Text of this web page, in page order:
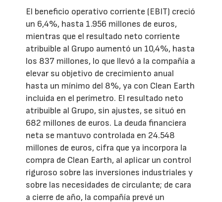
El beneficio operativo corriente (EBIT) creció
un 6,4%, hasta 1.956 millones de euros,
mientras que el resultado neto corriente
atribuible al Grupo aumentó un 10,4%, hasta
los 837 millones, lo que llevó a la compañía a
elevar su objetivo de crecimiento anual
hasta un mínimo del 8%, ya con Clean Earth
incluida en el perímetro. El resultado neto
atribuible al Grupo, sin ajustes, se situó en
682 millones de euros. La deuda financiera
neta se mantuvo controlada en 24.548
millones de euros, cifra que ya incorpora la
compra de Clean Earth, al aplicar un control
riguroso sobre las inversiones industriales y
sobre las necesidades de circulante; de cara
a cierre de año, la compañía prevé un